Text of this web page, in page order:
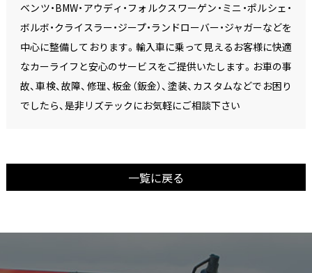
ベンツ・BMW・アウディ・フォルクスワーゲン・ミニ・ポルシェ・
ボルボ・クライスラー・ジープ・ランドローバー・ジャガーなどを
中心に整備しております。輸入車に乗って見えるお客様に快適
なカーライフと安心のサービスをご提供いたします。お車の事
故、車検、故障、修理、板金（鈑金）、塗装、カスタムなどでお困り
でしたら、是非リズテックにお気軽にご相談下さい
一覧に戻る